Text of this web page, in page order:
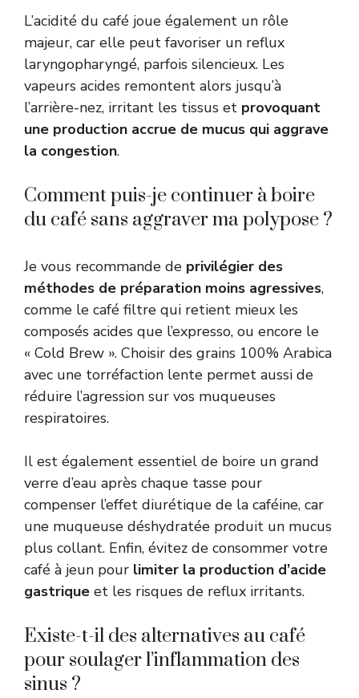
L’acidité du café joue également un rôle
majeur, car elle peut favoriser un reflux
laryngopharyngé, parfois silencieux. Les
vapeurs acides remontent alors jusqu’à
l’arrière-nez, irritant les tissus et provoquant
une production accrue de mucus qui aggrave
la congestion.
Comment puis-je continuer à boire
du café sans aggraver ma polypose ?
Je vous recommande de privilégier des
méthodes de préparation moins agressives,
comme le café filtre qui retient mieux les
composés acides que l’expresso, ou encore le
« Cold Brew ». Choisir des grains 100% Arabica
avec une torréfaction lente permet aussi de
réduire l’agression sur vos muqueuses
respiratoires.
Il est également essentiel de boire un grand
verre d’eau après chaque tasse pour
compenser l’effet diurétique de la caféine, car
une muqueuse déshydratée produit un mucus
plus collant. Enfin, évitez de consommer votre
café à jeun pour limiter la production d’acide
gastrique et les risques de reflux irritants.
Existe-t-il des alternatives au café
pour soulager l’inflammation des
sinus ?